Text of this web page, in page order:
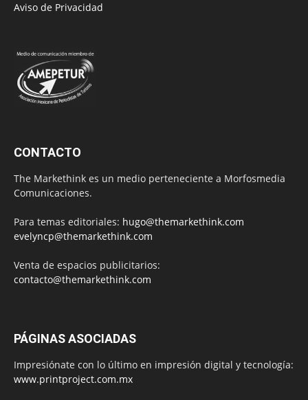
Aviso de Privacidad
CONTACTO
The Markethink es un medio perteneciente a Morfosmedia
Comunicaciones.
Para temas editoriales: hugo@themarkethink.com
evelyncp@themarkethink.com
Venta de espacios publicitarios:
contacto@themarkethink.com
PÁGINAS ASOCIADAS
Impresiónate con lo último en impresión digital y tecnología:
www.printproject.com.mx